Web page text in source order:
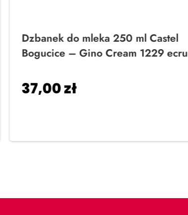
Dzbanek do mleka 250 ml Castel
Bogucice – Gino Cream 1229 ecru
37,00zł